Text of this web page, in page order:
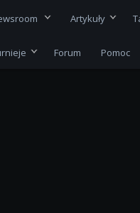
Artykuły
Forum Pomoc